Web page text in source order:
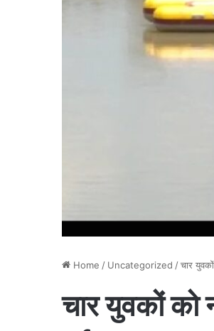
Home / Uncategorized /चार
चार युवकों को